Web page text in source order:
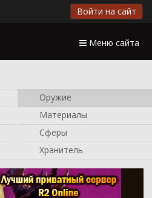
Войти на сайт
Меню сайта
Оружие
Материалы
Сферы
Хранитель